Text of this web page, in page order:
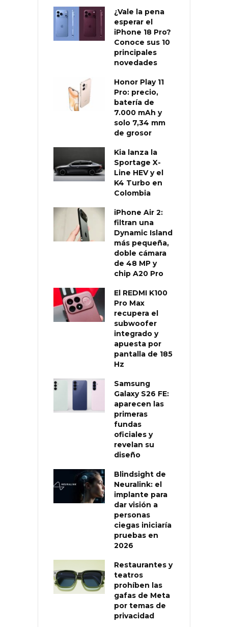
¿Vale la pena
esperar el
iPhone 18 Pro?
Conoce sus 10
principales
novedades
Honor Play 11
Pro: precio,
batería de
7.000 mAh y
solo 7,34 mm
de grosor
Kia lanza la
Sportage X-
Line HEV y el
K4 Turbo en
Colombia
iPhone Air 2:
filtran una
Dynamic Island
más pequeña,
doble cámara
de 48 MP y
chip A20 Pro
El REDMI K100
Pro Max
recupera el
subwoofer
integrado y
apuesta por
pantalla de 185
Hz
Samsung
Galaxy S26 FE:
aparecen las
primeras
fundas
oficiales y
revelan su
diseño
Blindsight de
Neuralink: el
implante para
dar visión a
personas
ciegas iniciaría
pruebas en
2026
Restaurantes y
teatros
prohíben las
gafas de Meta
por temas de
privacidad